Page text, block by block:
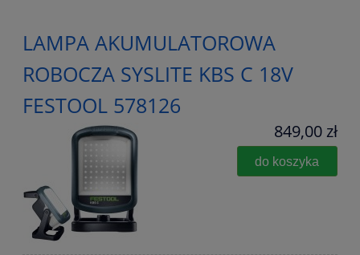
LAMPA AKUMULATOROWA
ROBOCZA SYSLITE KBS C 18V
FESTOOL 578126
849,00 zł
do koszyka